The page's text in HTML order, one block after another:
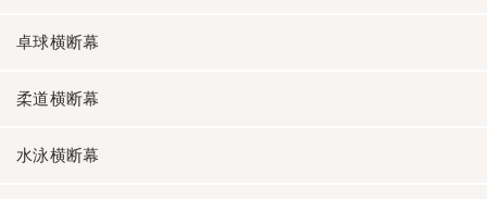
卓球横断幕
柔道横断幕
水泳横断幕